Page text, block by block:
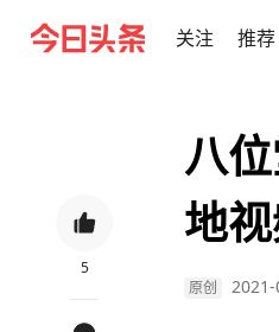
关注 推荐
5
八
地
原创